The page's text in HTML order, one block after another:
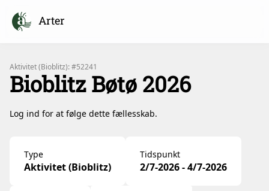
Arter
Aktivitet (Bioblitz): #52241
Bioblitz Bøtø 2026
Log ind for at følge dette fællesskab.
Type
Aktivitet (Bioblitz)
Tidspunkt
2/7-2026 - 4/7-2026